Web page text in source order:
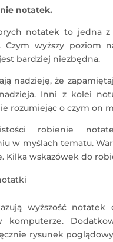
notatek.
notatek to jedna z
Czym wyższy poziom
bardziej niezbędna.
nadzieję, że
Inni z kolei
rozumiejąc o czym on
robienie
w myślach tematu.
Kilka wskazówek do
wyższość notatek
komputerze.
rysunek